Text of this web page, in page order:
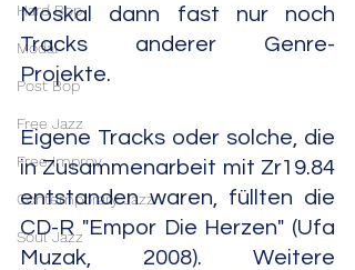
Hard Bop
Modal
Post Bop
Free Jazz
Free Improv
Contemporary Jazz
Soul Jazz
Moskal dann fast nur noch
Tracks anderer Genre-
Projekte.
Eigene Tracks oder solche, die
in Zusammenarbeit mit Zr19.84
entstanden waren, füllten die
CD-R "Empor Die Herzen" (Ufa
Muzak, 2008). Weitere